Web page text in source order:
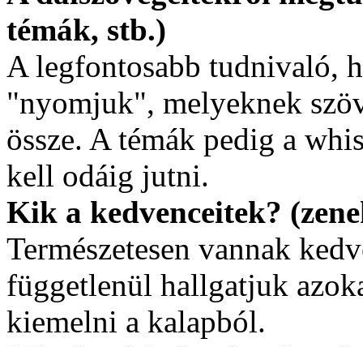
témák, stb.)
A legfontosabb tudnivaló,
"nyomjuk", melyeknek
össze. A témák pedig a
kell odáig jutni.
Kik a kedvenceitek?
Természetesen vannak
függetlenül hallgatjuk
kiemelni a kalapból.